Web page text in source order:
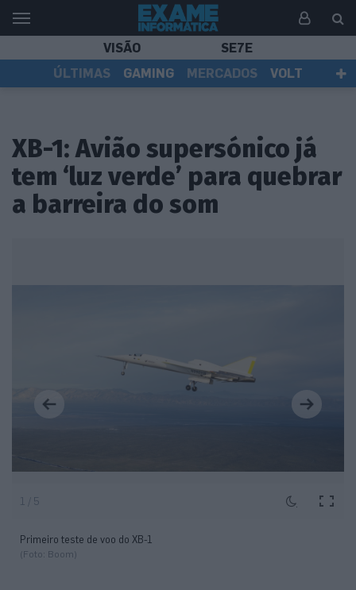
VISÃO
SE7E
ÚLTIMAS
GAMING MERCADOS
VOLT
XB-1: Avião supersónico já
tem ‘luz verde’ para quebrar
a barreira do som
1 / 5
Primeiro teste de voo do XB-1
(Foto: Boom)